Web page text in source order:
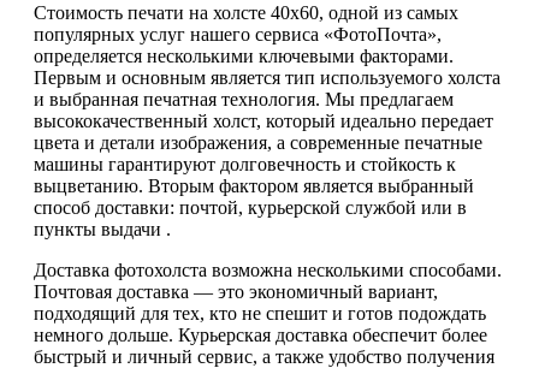
Стоимость печати на холсте 40х60, одной из самых
популярных услуг нашего сервиса «ФотоПочта»,
определяется несколькими ключевыми факторами.
Первым и основным является тип используемого холста
и выбранная печатная технология. Мы предлагаем
высококачественный холст, который идеально передает
цвета и детали изображения, а современные печатные
машины гарантируют долговечность и стойкость к
выцветанию. Вторым фактором является выбранный
способ доставки: почтой, курьерской службой или в
пункты выдачи .
Доставка фотохолста возможна несколькими способами.
Почтовая доставка — это экономичный вариант,
подходящий для тех, кто не спешит и готов подождать
немного дольше. Курьерская доставка обеспечит более
быстрый и личный сервис, а также удобство получения